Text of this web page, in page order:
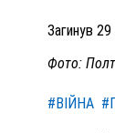
Загинув
Фото:
#ВІЙНА